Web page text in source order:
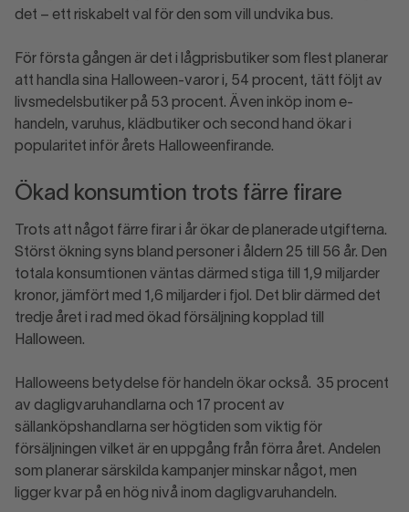
det – ett riskabelt val för den som vill undvika bus.
För första gången är det i lågprisbutiker som flest planerar
att handla sina Halloween-varor i, 54 procent, tätt följt av
livsmedelsbutiker på 53 procent. Även inköp inom e-
handeln, varuhus, klädbutiker och second hand ökar i
popularitet inför årets Halloweenfirande.
Ökad konsumtion trots färre firare
Trots att något färre firar i år ökar de planerade utgifterna.
Störst ökning syns bland personer i åldern 25 till 56 år. Den
totala konsumtionen väntas därmed stiga till 1,9 miljarder
kronor, jämfört med 1,6 miljarder i fjol. Det blir därmed det
tredje året i rad med ökad försäljning kopplad till
Halloween.
Halloweens betydelse för handeln ökar också. 35 procent
av dagligvaruhandlarna och 17 procent av
sällanköpshandlarna ser högtiden som viktig för
försäljningen vilket är en uppgång från förra året. Andelen
som planerar särskilda kampanjer minskar något, men
ligger kvar på en hög nivå inom dagligvaruhandeln.